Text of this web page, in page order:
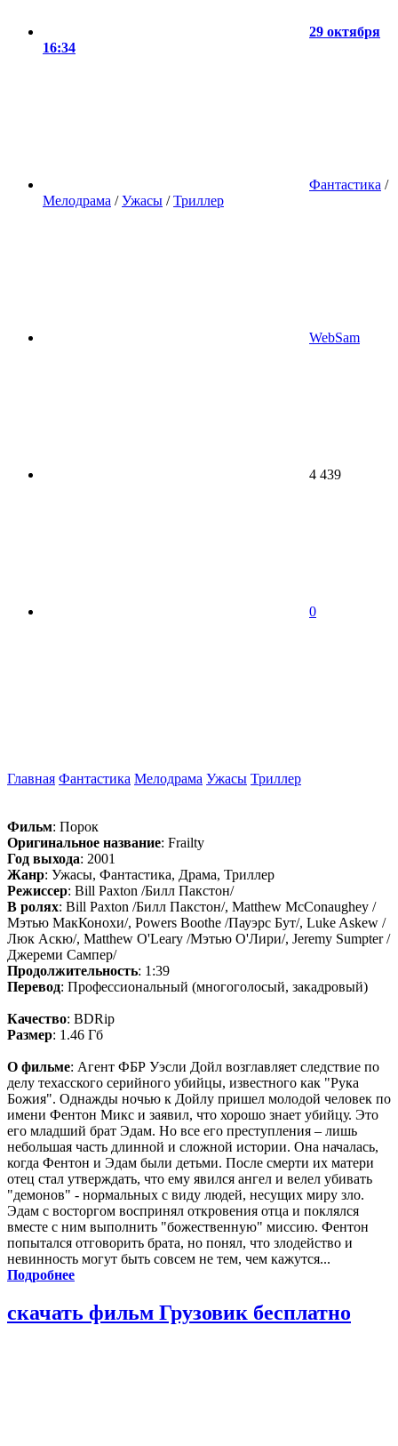
29 октября
16:34
Фантастика /
Мелодрама /Ужасы /Триллер
WebSam
4 439
0
Главная Фантастика Мелодрама Ужасы Триллер
Фильм: Порок
Оригинальное название: Frailty
Год выхода: 2001
Жанр: Ужасы, Фантастика, Драма, Триллер
Режиссер: Bill Paxton /Билл Пакстон/
В ролях: Bill Paxton /Билл Пакстон/, Matthew McConaughey /
Мэтью МакКонохи/, Powers Boothe /Пауэрс Бут/, Luke Askew /
Люк Аскю/, Matthew O'Leary /Мэтью О'Лири/, Jeremy Sumpter /
Джереми Сампер/
Продолжительность: 1:39
Перевод: Профессиональный (многоголосый, закадровый)
Качество: BDRip
Размер: 1.46 Гб
О фильме: Агент ФБР Уэсли Дойл возглавляет следствие по
делу техасского серийного убийцы, известного как "Рука
Божия". Однажды ночью к Дойлу пришел молодой человек по
имени Фентон Микс и заявил, что хорошо знает убийцу. Это
его младший брат Эдам. Но все его преступления – лишь
небольшая часть длинной и сложной истории. Она началась,
когда Фентон и Эдам были детьми. После смерти их матери
отец стал утверждать, что ему явился ангел и велел убивать
"демонов" - нормальных с виду людей, несущих миру зло.
Эдам с восторгом воспринял откровения отца и поклялся
вместе с ним выполнить "божественную" миссию. Фентон
попытался отговорить брата, но понял, что злодейство и
невинность могут быть совсем не тем, чем кажутся...
Подробнее
скачать фильм Грузовик бесплатно